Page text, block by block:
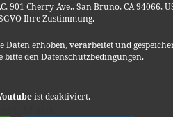
901 Cherry Ave., San Bruno, CA 94066,
Ihre Zustimmung.
Daten erhoben, verarbeitet und
bitte den Datenschutzbedingungen.
ist deaktiviert.